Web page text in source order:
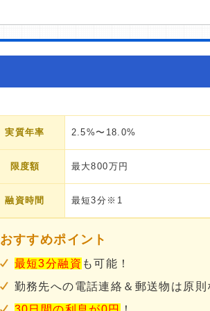
実質年率 2.5%〜18.0%
限度額 最大800万円
融資時間 最短3分※1
おすすめポイント
最短3分融資 も可能！
勤務先への電話連絡＆郵送物は原則